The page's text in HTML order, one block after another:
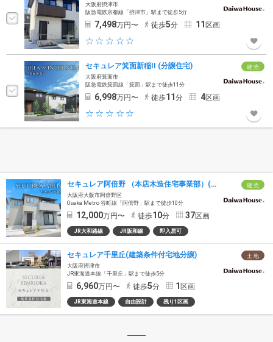
大阪府摂津市
阪急電鉄京都線「摂津市」駅まで徒歩5分
7,498万円〜 徒歩5分 11 区画
建 売
セキュレア箕面新稲II (分譲住宅)
大阪府箕面市
阪急電鉄箕面線「箕面」駅まで徒歩11分
6,998万円〜 徒歩11 分 4区画
建 売
セキュレア阿倍野 （本店木造住宅事業部）(分譲住宅)
大阪府大阪市阿倍野区
Osaka Metro 谷町線「阿倍野」駅まで徒歩10分
12,000万円〜 徒歩10分 37区画
JR大和路線 JR阪和線 即入居可
土 地
セキュレア千里丘(建築条件付宅地分譲)
大阪府摂津市
JR東海道本線「千里丘」駅まで徒歩5分
6,960万円〜 徒歩5分 1 区画
JR東海道本線 自由設計 残り1区画